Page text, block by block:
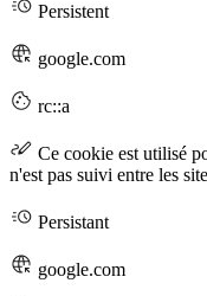
Persistent
google.com
rc::a
Ce cookie est utilisé
n'est pas suivi entre les
Persistant
google.com